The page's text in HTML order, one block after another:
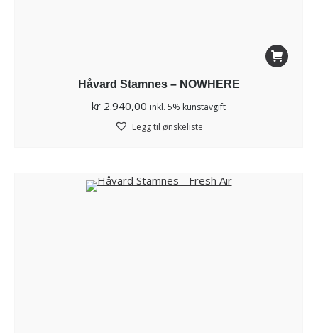
Håvard Stamnes – NOWHERE
kr 2.940,00 inkl. 5% kunstavgift
Legg til ønskeliste